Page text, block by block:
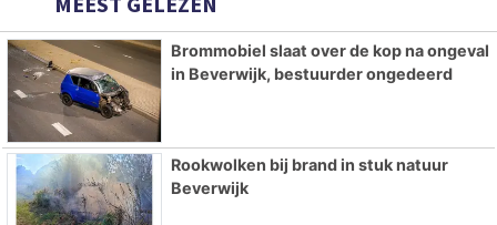
Brommobiel slaat over de kop na ongeval
in Beverwijk, bestuurder ongedeerd
Rookwolken bij brand in stuk natuur
Beverwijk